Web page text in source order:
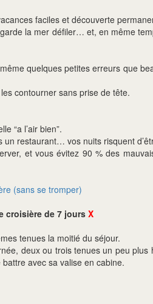
faciles et découverte
la mer défiler… et, en même
quelques petites erreurs que
contourner sans prise de tête.
“a l’air bien”.
restaurant… vos nuits risquent
et vous évitez 90 % des
(sans se tromper)
croisière de 7 jours X
tenues la moitié du séjour.
deux ou trois tenues un peu plus
avec sa valise en cabine.